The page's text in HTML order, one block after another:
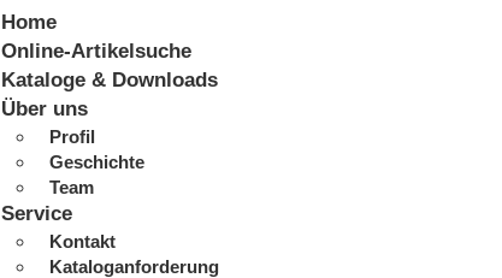
Home
Online-Artikelsuche
Kataloge & Downloads
Über uns
Profil
Geschichte
Team
Service
Kontakt
Kataloganforderung